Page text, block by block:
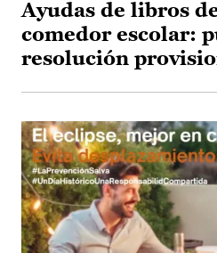
Ayudas de libros
comedor escolar:
resolución